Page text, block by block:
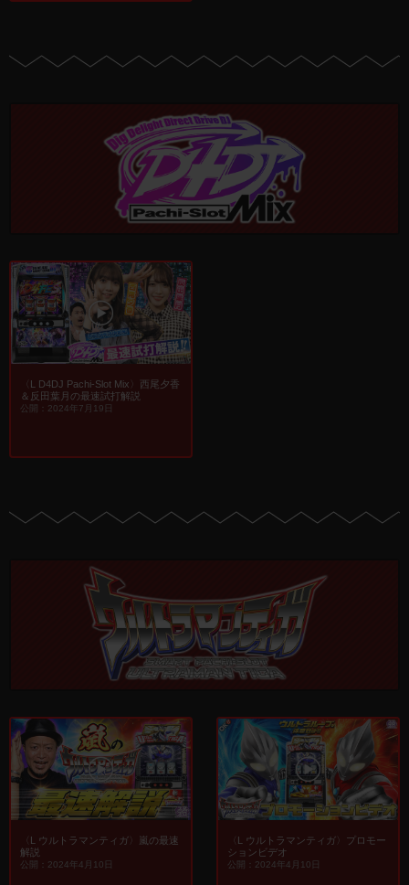
〈L D4DJ Pachi-Slot Mix〉西尾夕香
＆反田葉月の最速試打解説
公開：2024年7月19日
〈L ウルトラマンティガ〉嵐の最速
解説
公開：2024年4月10日
〈L ウルトラマンティガ〉プロモー
ションビデオ
公開：2024年4月10日